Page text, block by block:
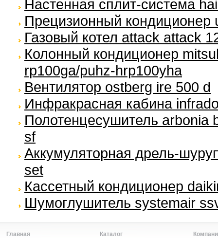
Настенная сплит-система
Прецизионный кондиционер
Газовый котел attack attack
Колонный кондиционер
rp100ga/puhz-hrp100yha
Вентилятор ostberg ire 500 d
Инфракрасная кабина
Полотенцесушитель arbonia
sf
Аккумуляторная дрель-
set
Кассетный кондиционер
Шумоглушитель systemair
Главная
Каталог